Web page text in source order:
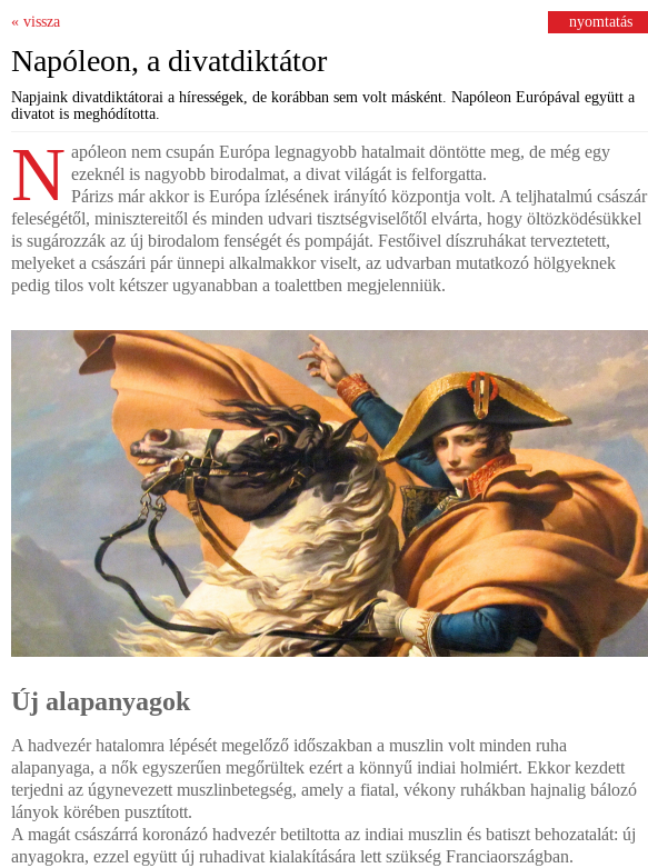
« vissza nyomtatás
Napóleon, a divatdiktátor
Napjaink divatdiktátorai a hírességek, de korábban sem volt másként. Napóleon Európával együtt a
divatot is meghódította.
N apóleon nem csupán Európa legnagyobb hatalmait döntötte meg, de még egy
ezeknél is nagyobb birodalmat, a divat világát is felforgatta.
Párizs már akkor is Európa ízlésének irányító központja volt. A teljhatalmú császár
feleségétől, minisztereitől és minden udvari tisztségviselőtől elvárta, hogy öltözködésükkel
is sugározzák az új birodalom fenségét és pompáját. Festőivel díszruhákat terveztetett,
melyeket a császári pár ünnepi alkalmakkor viselt, az udvarban mutatkozó hölgyeknek
pedig tilos volt kétszer ugyanabban a toalettben megjelenniük.
Új alapanyagok
A hadvezér hatalomra lépését megelőző időszakban a muszlin volt minden ruha
alapanyaga, a nők egyszerűen megőrültek ezért a könnyű indiai holmiért. Ekkor kezdett
terjedni az úgynevezett muszlinbetegség, amely a fiatal, vékony ruhákban hajnalig bálozó
lányok körében pusztított.
A magát császárrá koronázó hadvezér betiltotta az indiai muszlin és batiszt behozatalát: új
anyagokra, ezzel együtt új ruhadivat kialakítására lett szükség Franciaországban.